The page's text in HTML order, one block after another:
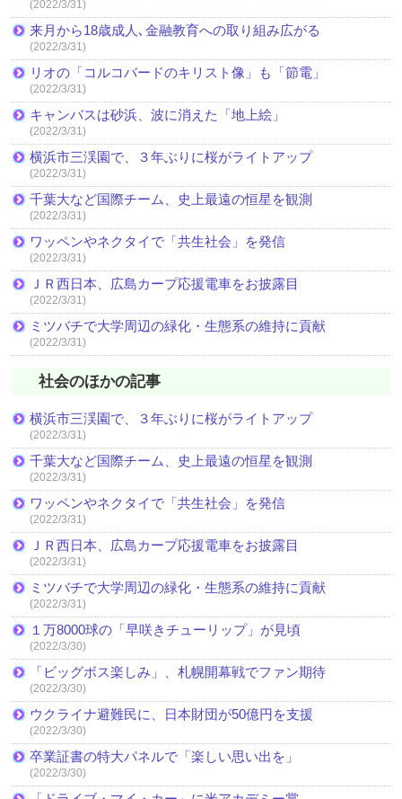
(2022/3/31)
来月から18歳成人､金融教育への取り組み広がる
(2022/3/31)
リオの「コルコバードのキリスト像」も「節電」
(2022/3/31)
キャンバスは砂浜、波に消えた「地上絵」
(2022/3/31)
横浜市三渓園で、３年ぶりに桜がライトアップ
(2022/3/31)
千葉大など国際チーム、史上最遠の恒星を観測
(2022/3/31)
ワッペンやネクタイで「共生社会」を発信
(2022/3/31)
ＪＲ西日本、広島カープ応援電車をお披露目
(2022/3/31)
ミツバチで大学周辺の緑化・生態系の維持に貢献
(2022/3/31)
社会のほかの記事
横浜市三渓園で、３年ぶりに桜がライトアップ
(2022/3/31)
千葉大など国際チーム、史上最遠の恒星を観測
(2022/3/31)
ワッペンやネクタイで「共生社会」を発信
(2022/3/31)
ＪＲ西日本、広島カープ応援電車をお披露目
(2022/3/31)
ミツバチで大学周辺の緑化・生態系の維持に貢献
(2022/3/31)
１万8000球の「早咲きチューリップ」が見頃
(2022/3/30)
「ビッグボス楽しみ」、札幌開幕戦でファン期待
(2022/3/30)
ウクライナ避難民に、日本財団が50億円を支援
(2022/3/30)
卒業証書の特大パネルで「楽しい思い出を」
(2022/3/30)